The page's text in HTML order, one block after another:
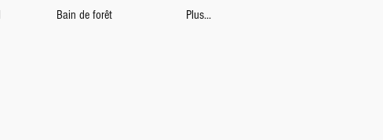
Bain de forêt Plus...